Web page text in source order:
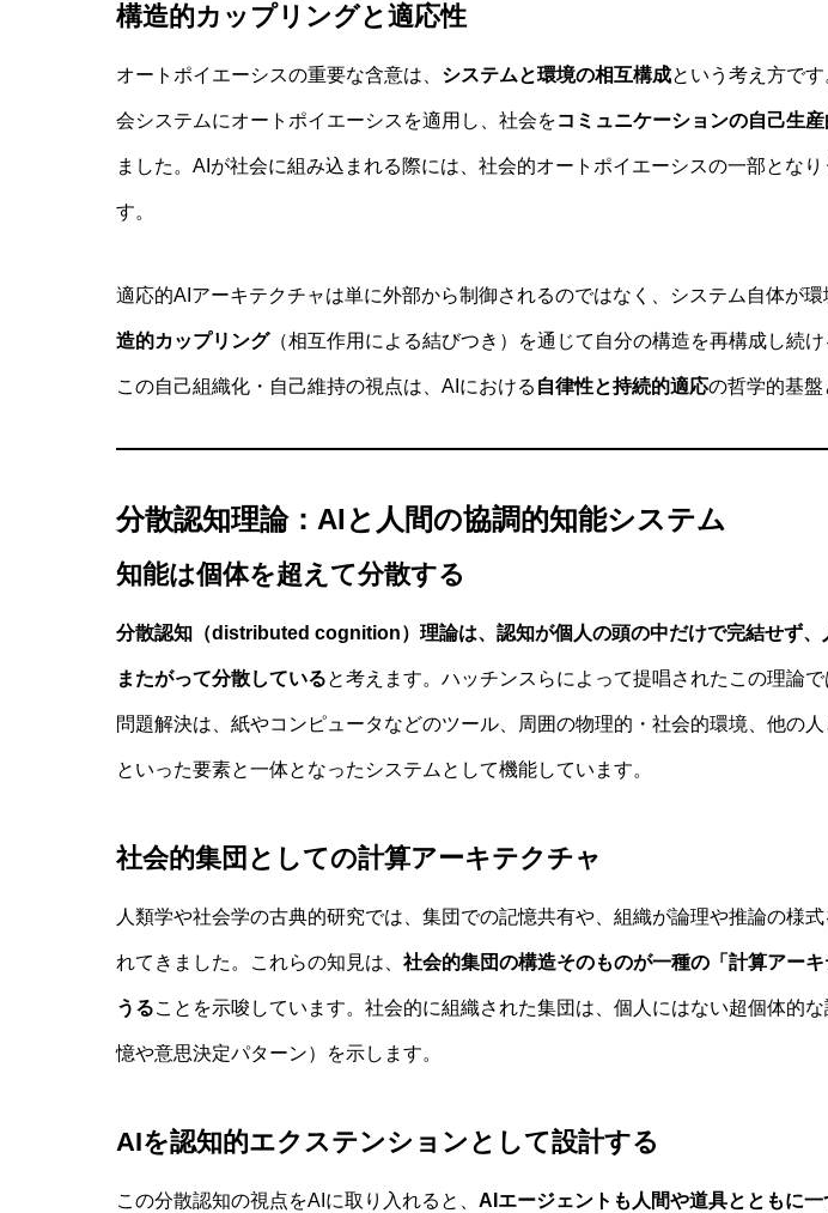
構造的カップリングと適応性
オートポイエーシスの重要な含意は、 システムと環境の相互構成という考え方で
会システムにオートポイエーシスを適用し、社会をコミュニケーションの自己生
ました。AIが社会に組み込まれる際には、社会的オートポイエーシスの一部とな
す。
適応的AIアーキテクチャは単に外部から制御されるのではなく、システム自体が
造的カップリング（相互作用による結びつき）を通じて自分の構造を再構成し続け
この自己組織化・自己維持の視点は、AIにおける 自律性と持続的適応の哲学的基盤
分散認知理論：AIと人間の協調的知能システム
知能は個体を超えて分散する
分散認知（distributed cognition）理論は、認知が個人の頭の中だけで完結せず、
またがって分散していると考えます。ハッチンスらによって提唱されたこの理論で
問題解決は、紙やコンピュータなどのツール、周囲の物理的・社会的環境、他の
といった要素と一体となったシステムとして機能しています。
社会的集団としての計算アーキテクチャ
人類学や社会学の古典的研究では、集団での記憶共有や、組織が論理や推論の様
れてきました。これらの知見は、 社会的集団の構造そのものが一種の「計算アー
うることを示唆しています。社会的に組織された集団は、個人にはない超個体的
憶や意思決定パターン）を示します。
AIを認知的エクステンションとして設計する
この分散認知の視点をAIに取り入れると、 AIエージェントも人間や道具とともに